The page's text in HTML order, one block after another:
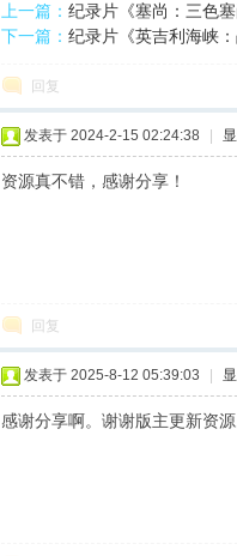
上一篇： 纪录片《塞尚：三色
下一篇： 纪录片《英吉利海峡
回复
发表于 2024-2-15 02:24:38
资源真不错，感谢分享！
回复
发表于 2025-8-12 05:39:03
感谢分享啊。谢谢版主更新资源